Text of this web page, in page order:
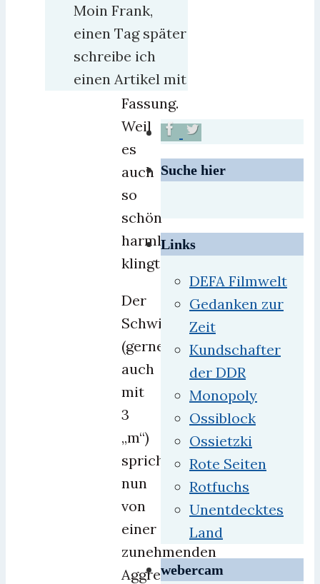
heute
noch
die
offizielle
Fassung.
Weil
es
auch
so
schön
harmlos
klingt.
Der
Schwimmeisterverband
(gerne
auch
mit
3
„m“)
spricht
nun
von
einer
zunehmenden
Aggressivität
Moin Frank,
einen Tag später
schreibe ich
einen Artikel mit
Suche hier
Links
DEFA Filmwelt
Gedanken zur
Zeit
Kundschafter
der DDR
Monopoly
Ossiblock
Ossietzki
Rote Seiten
Rotfuchs
Unentdecktes
Land
webercam